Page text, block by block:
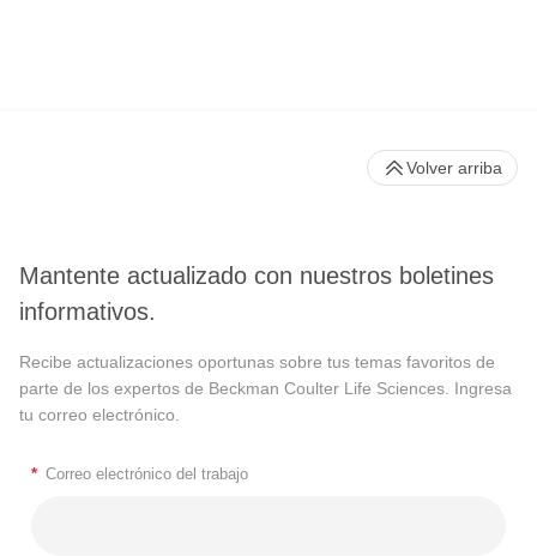
Mantente actualizado con nuestros boletines
informativos.
Recibe actualizaciones oportunas sobre tus temas favoritos de
parte de los expertos de Beckman Coulter Life Sciences. Ingresa
tu correo electrónico.
* Correo electrónico del trabajo
Volver arriba